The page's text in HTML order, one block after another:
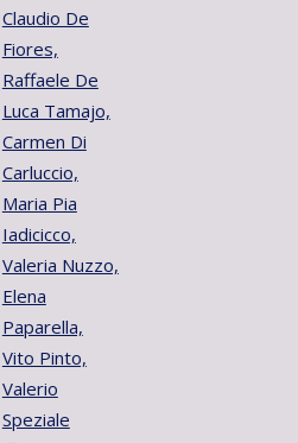
Claudio De
Fiores,
Raffaele De
Luca Tamajo,
Carmen Di
Carluccio,
Maria Pia
Iadicicco,
Valeria Nuzzo,
Elena
Paparella,
Vito Pinto,
Valerio
Speziale